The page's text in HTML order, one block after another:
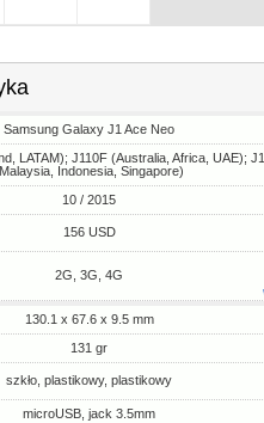
Samsung Galaxy J1 Ace Neo
LATAM); J110F (Australia, Africa, UAE);
Indonesia, Singapore)
10 / 2015
156 USD
2G, 3G, 4G
130.1 x 67.6 x 9.5 mm
131 gr
szkło, plastikowy, plastikowy
microUSB, jack 3.5mm